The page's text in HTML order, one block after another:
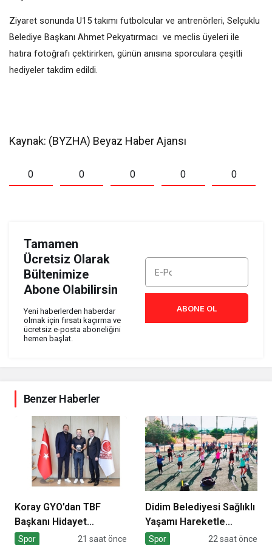
Ziyaret sonunda U15 takımı futbolcular ve antrenörleri, Selçuklu
Belediye Başkanı Ahmet Pekyatırmacı ve meclis üyeleri ile
hatıra fotoğrafı çektirirken, günün anısına sporculara çeşitli
hediyeler takdim edildi.
Kaynak: (BYZHA) Beyaz Haber Ajansı
0 0 0 0 0
Tamamen
Ücretsiz Olarak
Bültenimize
Abone Olabilirsin
Yeni haberlerden haberdar
olmak için fırsatı kaçırma ve
ücretsiz e-posta aboneliğini
hemen başlat.
ABONE OL
Benzer Haberler
Koray GYO’dan TBF
Başkanı Hidayet
Türkoğlu’na ziyaret
Spor 21 saat önce
Didim Belediyesi Sağlıklı
Yaşamı Hareketle
Destekliyor
Spor 22 saat önce